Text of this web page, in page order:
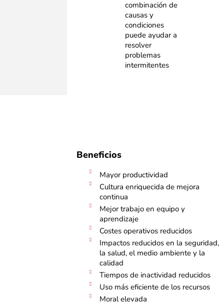
combinación de
causas y
condiciones
puede ayudar a
resolver
problemas
intermitentes​
Beneficios
Mayor productividad
Cultura enriquecida de mejora
continua
Mejor trabajo en equipo y
aprendizaje
Costes operativos reducidos
Impactos reducidos en la seguridad,
la salud, el medio ambiente y la
calidad
Tiempos de inactividad reducidos
Uso más eficiente de los recursos
Moral elevada